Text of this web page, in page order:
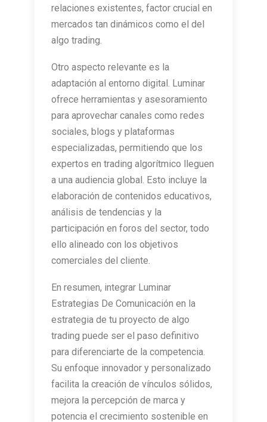
relaciones existentes, factor crucial en
mercados tan dinámicos como el del
algo trading.
Otro aspecto relevante es la
adaptación al entorno digital. Luminar
ofrece herramientas y asesoramiento
para aprovechar canales como redes
sociales, blogs y plataformas
especializadas, permitiendo que los
expertos en trading algorítmico lleguen
a una audiencia global. Esto incluye la
elaboración de contenidos educativos,
análisis de tendencias y la
participación en foros del sector, todo
ello alineado con los objetivos
comerciales del cliente.
En resumen, integrar Luminar
Estrategias De Comunicación en la
estrategia de tu proyecto de algo
trading puede ser el paso definitivo
para diferenciarte de la competencia.
Su enfoque innovador y personalizado
facilita la creación de vínculos sólidos,
mejora la percepción de marca y
potencia el crecimiento sostenible en